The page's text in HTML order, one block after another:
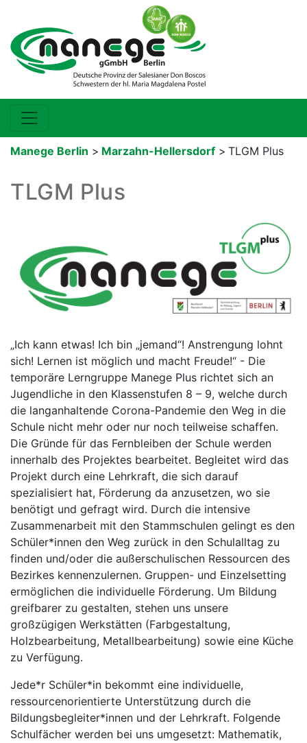
Manege Berlin > Marzahn-Hellersdorf > TLGM Plus
TLGM Plus
„Ich kann etwas! Ich bin „jemand“! Anstrengung lohnt
sich! Lernen ist möglich und macht Freude!“ - Die
temporäre Lerngruppe Manege Plus richtet sich an
Jugendliche in den Klassenstufen 8 – 9, welche durch
die langanhaltende Corona-Pandemie den Weg in die
Schule nicht mehr oder nur noch teilweise schaffen.
Die Gründe für das Fernbleiben der Schule werden
innerhalb des Projektes bearbeitet. Begleitet wird das
Projekt durch eine Lehrkraft, die sich darauf
spezialisiert hat, Förderung da anzusetzen, wo sie
benötigt und gefragt wird. Durch die intensive
Zusammenarbeit mit den Stammschulen gelingt es den
Schüler*innen den Weg zurück in den Schulalltag zu
finden und/oder die außerschulischen Ressourcen des
Bezirkes kennenzulernen. Gruppen- und Einzelsetting
ermöglichen die individuelle Förderung. Um Bildung
greifbarer zu gestalten, stehen uns unsere
großzügigen Werkstätten (Farbgestaltung,
Holzbearbeitung, Metallbearbeitung) sowie eine Küche
zu Verfügung.
Jede*r Schüler*in bekommt eine individuelle,
ressourcenorientierte Unterstützung durch die
Bildungsbegleiter*innen und der Lehrkraft. Folgende
Schulfächer werden bei uns umgesetzt: Mathematik,